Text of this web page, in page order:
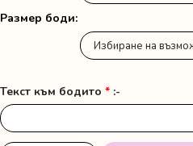
Размер боди
Текст към бодито * :-